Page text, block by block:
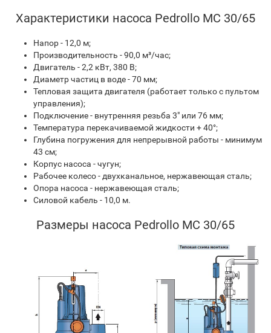
Характеристики насоса Pedrollo MC 30/65
Напор - 12,0 м;
Производительность - 90,0 м³/час;
Двигатель - 2,2 кВт, 380 В;
Диаметр частиц в воде - 70 мм;
Тепловая защита двигателя (работает только с пультом
управления);
Подключение - внутренняя резьба 3" или 76 мм;
Температура перекачиваемой жидкости + 40°;
Глубина погружения для непрерывной работы - минимум
43 см;
Корпус насоса - чугун;
Рабочее колесо - двухканальное, нержавеющая сталь;
Опора насоса - нержавеющая сталь;
Силовой кабель - 10,0 м.
Размеры насоса Pedrollo MC 30/65